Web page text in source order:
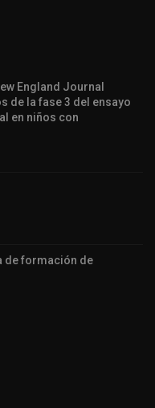
England Journal
de la fase 3 del ensayo
en niños con
de formación de